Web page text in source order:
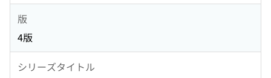
版
4版
シリーズタイトル